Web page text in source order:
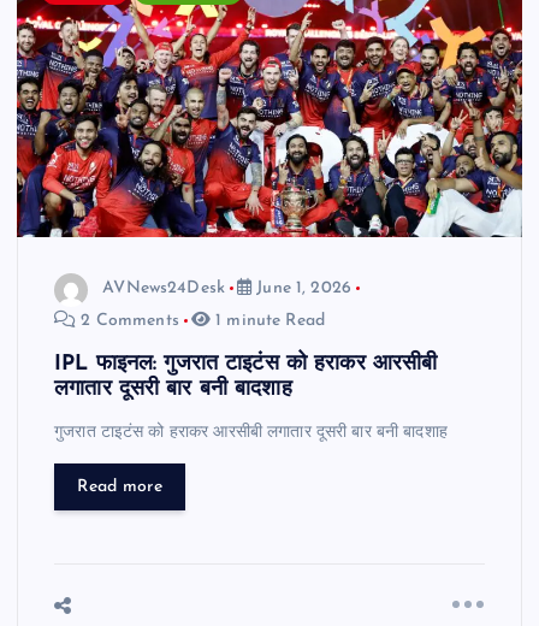
AVNews24Desk
June 1, 2026
2 Comments
1 minute Read
IPL फाइनल: गुजरात टाइटंस को हराकर आरसीबी
लगातार दूसरी बार बनी बादशाह
गुजरात टाइटंस को हराकर आरसीबी लगातार दूसरी बार बनी बादशाह
Read more